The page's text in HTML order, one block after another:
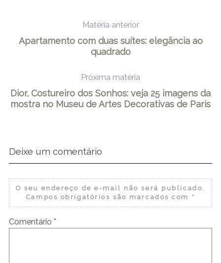
Matéria anterior
Apartamento com duas suítes: elegância ao
quadrado
Próxima matéria
Dior, Costureiro dos Sonhos: veja 25 imagens da
mostra no Museu de Artes Decorativas de Paris
Deixe um comentário
O seu endereço de e-mail não será publicado.
Campos obrigatórios são marcados com *
Comentário *